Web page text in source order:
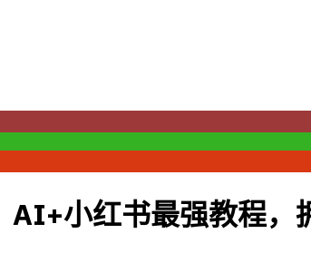
小红书最强教程，